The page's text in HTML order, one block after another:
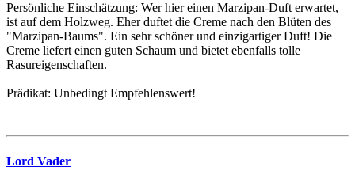
Persönliche Einschätzung: Wer hier einen Marzipan-Duft erwartet,
ist auf dem Holzweg. Eher duftet die Creme nach den Blüten des
"Marzipan-Baums". Ein sehr schöner und einzigartiger Duft! Die
Creme liefert einen guten Schaum und bietet ebenfalls tolle
Rasureigenschaften.
Prädikat: Unbedingt Empfehlenswert!
Lord Vader